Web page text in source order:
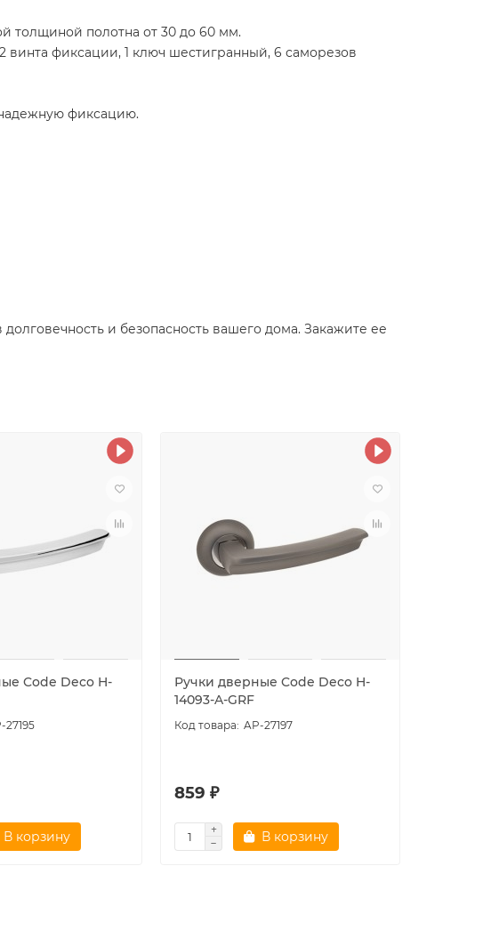
толщиной полотна от 30 до 60 мм.
винта фиксации, 1 ключ шестигранный, 6 саморезов
фиксацию.
и безопасность вашего дома. Закажите ее
Code Deco H-
27195
В корзину
Ручки дверные Code Deco H-
14093-A-GRF
AP-27197
859 ₽
В корзину